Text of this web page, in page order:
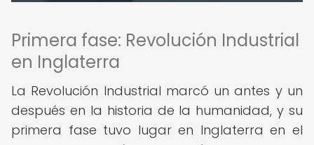
Primera fase: Revolución Industrial
en Inglaterra
La Revolución Industrial marcó un antes y un
después en la historia de la humanidad, y su
primera fase tuvo lugar en Inglaterra en el